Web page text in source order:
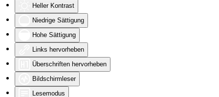
Heller Kontrast
Niedrige Sättigung
Hohe Sättigung
Links hervorheben
Überschriften hervorheben
Bildschirmleser
Lesemodus